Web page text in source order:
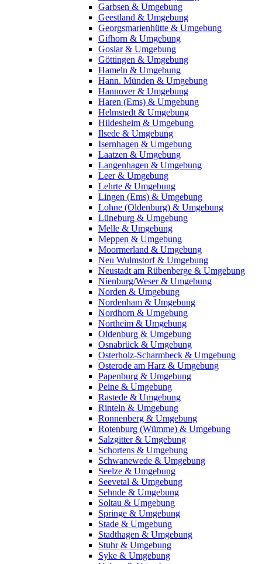
Garbsen & Umgebung
Geestland & Umgebung
Georgsmarienhütte & Umgebung
Gifhorn & Umgebung
Goslar & Umgebung
Göttingen & Umgebung
Hameln & Umgebung
Hann. Münden & Umgebung
Hannover & Umgebung
Haren (Ems) & Umgebung
Helmstedt & Umgebung
Hildesheim & Umgebung
Ilsede & Umgebung
Isernhagen & Umgebung
Laatzen & Umgebung
Langenhagen & Umgebung
Leer & Umgebung
Lehrte & Umgebung
Lingen (Ems) & Umgebung
Lohne (Oldenburg) & Umgebung
Lüneburg & Umgebung
Melle & Umgebung
Meppen & Umgebung
Moormerland & Umgebung
Neu Wulmstorf & Umgebung
Neustadt am Rübenberge & Umgebung
Nienburg/Weser & Umgebung
Norden & Umgebung
Nordenham & Umgebung
Nordhorn & Umgebung
Northeim & Umgebung
Oldenburg & Umgebung
Osnabrück & Umgebung
Osterholz-Scharmbeck & Umgebung
Osterode am Harz & Umgebung
Papenburg & Umgebung
Peine & Umgebung
Rastede & Umgebung
Rinteln & Umgebung
Ronnenberg & Umgebung
Rotenburg (Wümme) & Umgebung
Salzgitter & Umgebung
Schortens & Umgebung
Schwanewede & Umgebung
Seelze & Umgebung
Seevetal & Umgebung
Sehnde & Umgebung
Soltau & Umgebung
Springe & Umgebung
Stade & Umgebung
Stadthagen & Umgebung
Stuhr & Umgebung
Syke & Umgebung